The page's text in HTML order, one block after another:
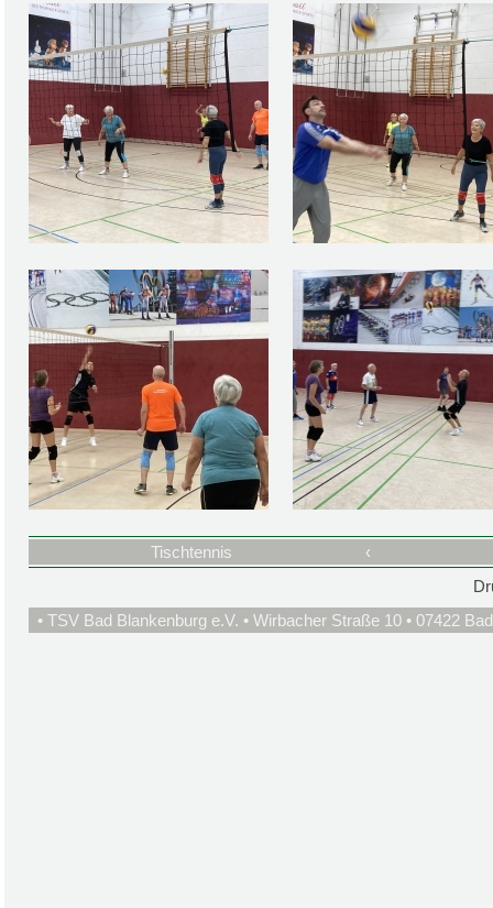
Tischtennis
‹
• TSV Bad Blankenburg e.V. • Wirbacher Straße 10 • 07422